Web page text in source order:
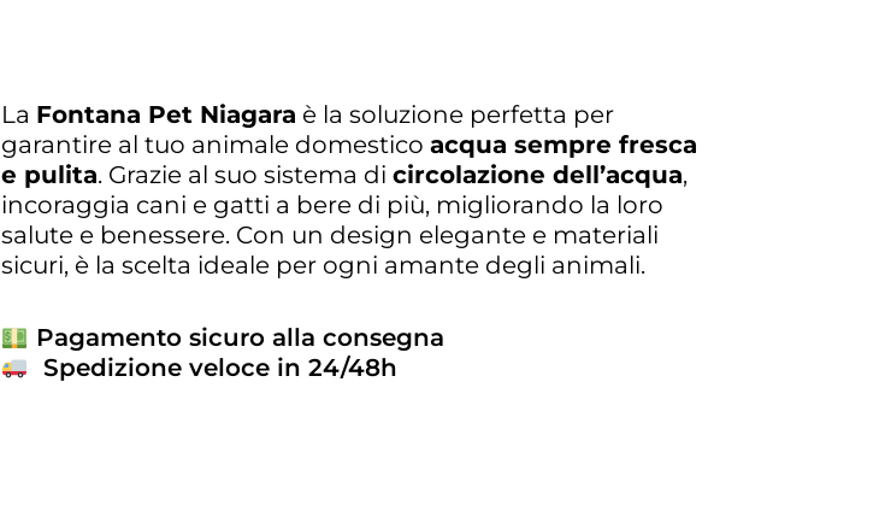
La Fontana Pet Niagara è la soluzione perfetta per
garantire al tuo animale domestico acqua sempre fresca
e pulita. Grazie al suo sistema di circolazione dell’acqua,
incoraggia cani e gatti a bere di più, migliorando la loro
salute e benessere. Con un design elegante e materiali
sicuri, è la scelta ideale per ogni amante degli animali.
Pagamento sicuro alla consegna
Spedizione veloce in 24/48h